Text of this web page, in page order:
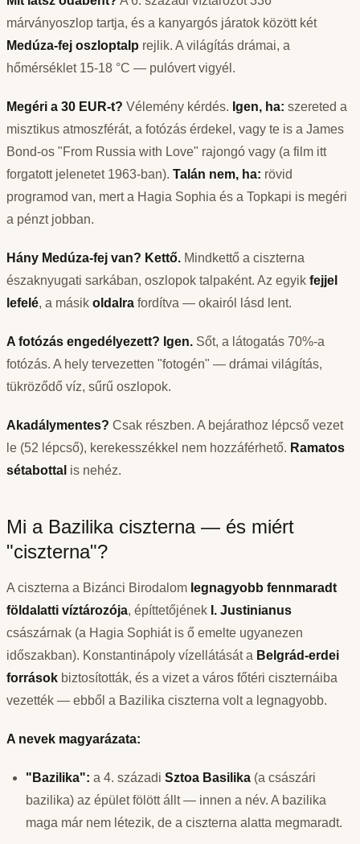
márványoszlop tartja, és a kanyargós járatok között két
Medúza-fej oszloptalp rejlik. A világítás drámai, a
hőmérséklet 15-18 °C — pulóvert vigyél.
Megéri a 30 EUR-t? Vélemény kérdés. Igen, ha: szereted a
misztikus atmoszférát, a fotózás érdekel, vagy te is a James
Bond-os "From Russia with Love" rajongó vagy (a film itt
forgatott jelenetet 1963-ban). Talán nem, ha: rövid
programod van, mert a Hagia Sophia és a Topkapi is megéri
a pénzt jobban.
Hány Medúza-fej van? Kettő. Mindkettő a ciszterna
északnyugati sarkában, oszlopok talpaként. Az egyik fejjel
lefelé, a másik oldalra fordítva — okairól lásd lent.
A fotózás engedélyezett? Igen. Sőt, a látogatás 70%-a
fotózás. A hely tervezetten "fotogén" — drámai világítás,
tükröződő víz, sűrű oszlopok.
Akadálymentes? Csak részben. A bejárathoz lépcső vezet
le (52 lépcső), kerekesszékkel nem hozzáférhető. Ramatos
sétabottal is nehéz.
Mi a Bazilika ciszterna — és miért
"ciszterna"?
A ciszterna a Bizánci Birodalom legnagyobb fennmaradt
földalatti víztározója, építtetőjének I. Justinianus
császárnak (a Hagia Sophiát is ő emelte ugyanezen
időszakban). Konstantinápoly vízellátását a Belgrád-erdei
források biztosították, és a vizet a város főtéri ciszternáiba
vezették — ebből a Bazilika ciszterna volt a legnagyobb.
A nevek magyarázata:
"Bazilika": a 4. századi Sztoa Basilika (a császári
bazilika) az épület fölött állt — innen a név. A bazilika
maga már nem létezik, de a ciszterna alatta megmaradt.